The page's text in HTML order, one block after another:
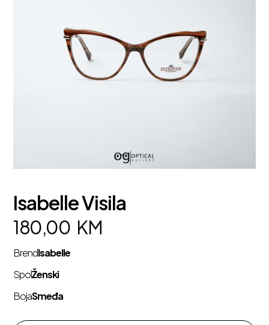
Isabelle Visila
180,00 KM
BrendIsabelle
SpolŽenski
BojaSmeđa